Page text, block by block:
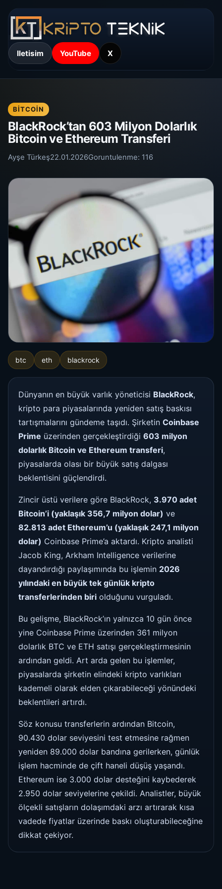
Iletisim YouTube X
BITCOIN
BlackRock’tan 603 Milyon Dolarlık
Bitcoin ve Ethereum Transferi
Ayşe Türkeş22.01.2026Goruntulenme: 116
btc eth blackrock
Dünyanın en büyük varlık yöneticisi BlackRock,
kripto para piyasalarında yeniden satış baskısı
tartışmalarını gündeme taşıdı. Şirketin Coinbase
Prime üzerinden gerçekleştirdiği 603 milyon
dolarlık Bitcoin ve Ethereum transferi,
piyasalarda olası bir büyük satış dalgası
beklentisini güçlendirdi.
Zincir üstü verilere göre BlackRock, 3.970 adet
Bitcoin’i (yaklaşık 356,7 milyon dolar) ve
82.813 adet Ethereum’u (yaklaşık 247,1 milyon
dolar) Coinbase Prime’a aktardı. Kripto analisti
Jacob King, Arkham Intelligence verilerine
dayandırdığı paylaşımında bu işlemin 2026
yılındaki en büyük tek günlük kripto
transferlerinden biri olduğunu vurguladı.
Bu gelişme, BlackRock’ın yalnızca 10 gün önce
yine Coinbase Prime üzerinden 361 milyon
dolarlık BTC ve ETH satışı gerçekleştirmesinin
ardından geldi. Art arda gelen bu işlemler,
piyasalarda şirketin elindeki kripto varlıkları
kademeli olarak elden çıkarabileceği yönündeki
beklentileri artırdı.
Söz konusu transferlerin ardından Bitcoin,
90.430 dolar seviyesini test etmesine rağmen
yeniden 89.000 dolar bandına gerilerken, günlük
işlem hacminde de çift haneli düşüş yaşandı.
Ethereum ise 3.000 dolar desteğini kaybederek
2.950 dolar seviyelerine çekildi. Analistler, büyük
ölçekli satışların dolaşımdaki arzı artırarak kısa
vadede fiyatlar üzerinde baskı oluşturabileceğine
dikkat çekiyor.